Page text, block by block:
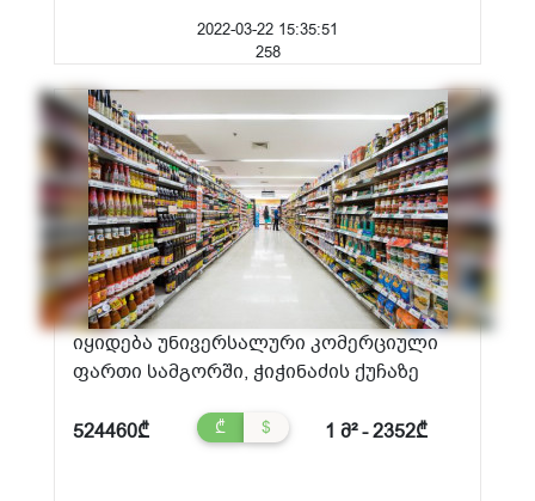
2022-03-22 15:35:51
258
იყიდება უნივერსალური კომერციული
ფართი სამგორში, ჭიჭინაძის ქუჩაზე
524460₾ ₾ $ 1 მ² - 2352₾